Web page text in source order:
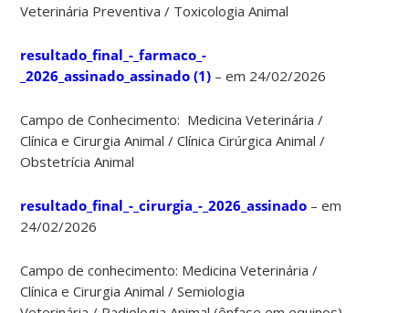
Veterinária Preventiva / Toxicologia Animal
resultado_final_-_farmaco_-
_2026_assinado_assinado (1) – em 24/02/2026
Campo de Conhecimento: Medicina Veterinária /
Clínica e Cirurgia Animal / Clínica Cirúrgica Animal /
Obstetrícia Animal
resultado_final_-_cirurgia_-_2026_assinado – em
24/02/2026
Campo de conhecimento: Medicina Veterinária /
Clínica e Cirurgia Animal / Semiologia